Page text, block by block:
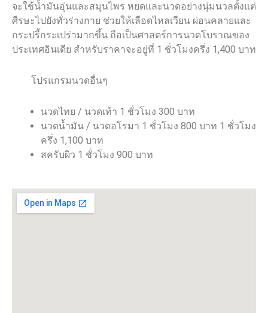
จะใช้น้ำมันอุ่นและสมุนไพร หยดและนวดอย่างนุ่มนวลตั้งแต่
ศีรษะไปยังทั่วร่างกาย ช่วยให้เลือดไหลเวียน ผ่อนคลายและ
กระปรี้กระเปร่ามากขึ้น ถือเป็นศาสตร์การนวดโบราณของ
ประเทศอินเดีย สำหรับราคาจะอยู่ที่ 1 ชั่วโมงครึ่ง 1,400 บาท
โปรแกรมนวดอื่นๆ
นวดไทย / นวดเท้า 1 ชั่วโมง 300 บาท
นวดน้ำมัน / นวดอโรมา 1 ชั่วโมง 800 บาท 1 ชั่วโมง
ครึ่ง 1,100 บาท
สครับผิว 1 ชั่วโมง 900 บาท